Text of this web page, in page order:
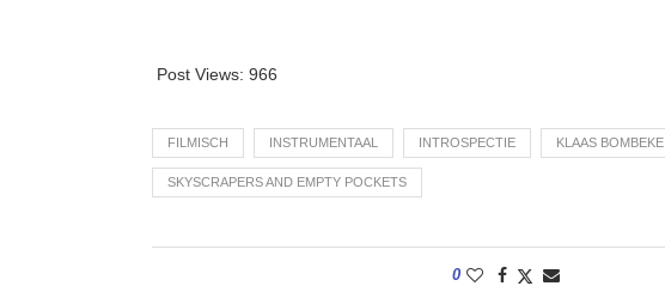
Post Views: 966
FILMISCH INSTRUMENTAAL INTROSPECTIE KLAAS BOMBEKE
SKYSCRAPERS AND EMPTY POCKETS
0